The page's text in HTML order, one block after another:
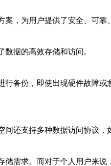
案，为用户提供了安全、可靠
据的高效存储和访问。
备份，即使出现硬件故障或
还支持多种数据访问协议，
储需求。而对于个人用户来说